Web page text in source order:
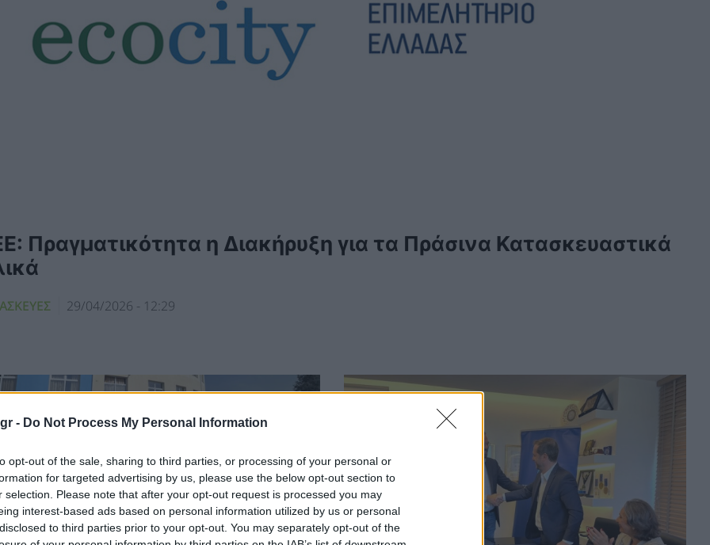
- Do Not Process My Personal Information
opt-out of the sale, sharing to third parties, or processing of your personal or
for targeted advertising by us, please use the below opt-out section to
selection. Please note that after your opt-out request is processed you may
interest-based ads based on personal information utilized by us or personal
to third parties prior to your opt-out. You may separately opt-out of the
Πραγματικότητα η Διακήρυξη για τα Πράσινα Κατασκευαστικά
29/04/2026 - 12:29
Ημερίδες: